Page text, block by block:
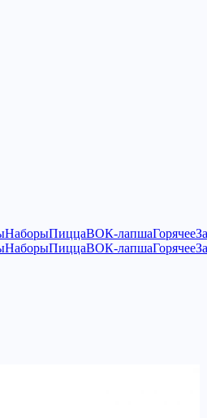
НаборыПиццаВОК-лапшаГорячее
НаборыПиццаВОК-лапшаГорячее